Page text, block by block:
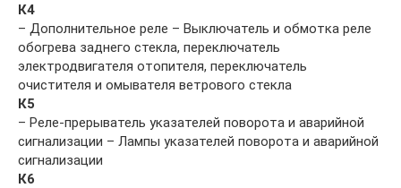
К4
– Дополнительное реле – Выключатель и обмотка реле
обогрева заднего стекла, переключатель
электродвигателя отопителя, переключатель
очистителя и омывателя ветрового стекла
К5
– Реле-прерыватель указателей поворота и аварийной
сигнализации – Лампы указателей поворота и аварийной
сигнализации
К6